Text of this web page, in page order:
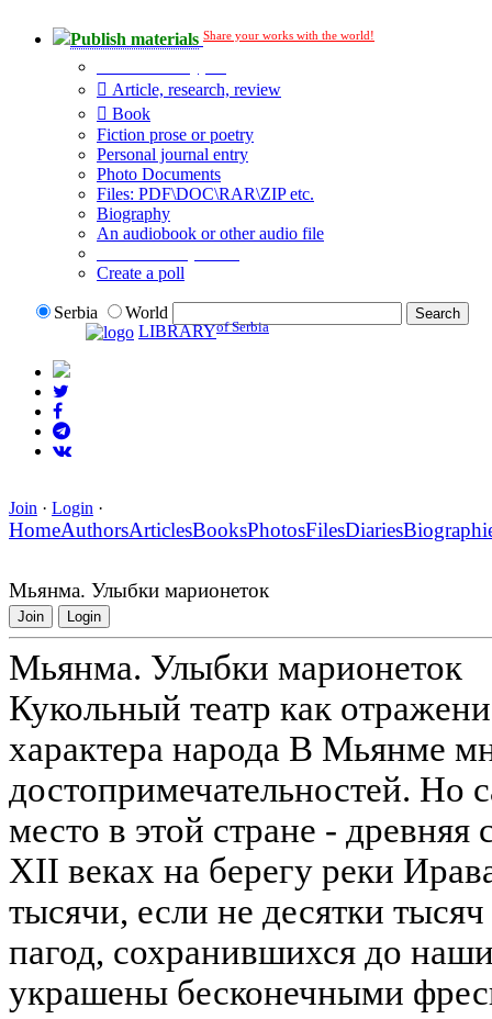
Publish materials Share your works with the world!
Article, research, review
Book
Fiction prose or poetry
Personal journal entry
Photo Documents
Files: PDF\DOC\RAR\ZIP etc.
Biography
An audiobook or other audio file
Create a poll
Serbia
World
LIBRARYof Serbia
Join · Login ·
HomeAuthorsArticlesBooksPhotosFilesDiaries
Мьянма. Улыбки марионеток
Join Login
Мьянма. Улыбки марионеток
Кукольный театр как
характера народа В Мьянме
достопримечательностей. Но
место в этой стране -
XII веках на берегу реки
тысячи, если не десятки
пагод, сохранившихся до
украшены бесконечными